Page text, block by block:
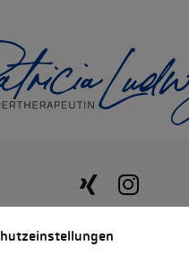
Datenschutzerklärung
Xing